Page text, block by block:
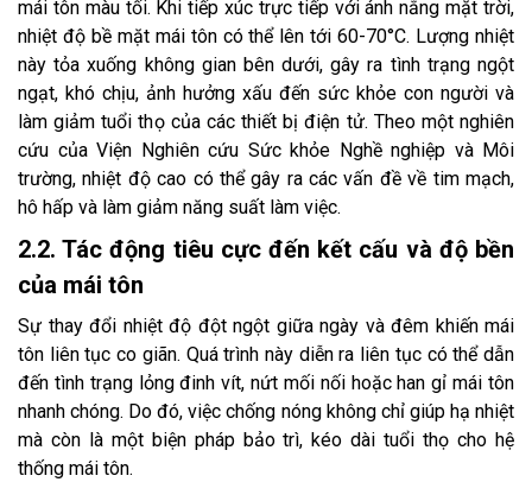
mái tôn màu tối. Khi tiếp xúc trực tiếp với ánh nắng mặt trời,
nhiệt độ bề mặt mái tôn có thể lên tới 60-70°C. Lượng nhiệt
này tỏa xuống không gian bên dưới, gây ra tình trạng ngột
ngạt, khó chịu, ảnh hưởng xấu đến sức khỏe con người và
làm giảm tuổi thọ của các thiết bị điện tử. Theo một nghiên
cứu của Viện Nghiên cứu Sức khỏe Nghề nghiệp và Môi
trường, nhiệt độ cao có thể gây ra các vấn đề về tim mạch,
hô hấp và làm giảm năng suất làm việc.
2.2. Tác động tiêu cực đến kết cấu và độ bền
của mái tôn
Sự thay đổi nhiệt độ đột ngột giữa ngày và đêm khiến mái
tôn liên tục co giãn. Quá trình này diễn ra liên tục có thể dẫn
đến tình trạng lỏng đinh vít, nứt mối nối hoặc han gỉ mái tôn
nhanh chóng. Do đó, việc chống nóng không chỉ giúp hạ nhiệt
mà còn là một biện pháp bảo trì, kéo dài tuổi thọ cho hệ
thống mái tôn.